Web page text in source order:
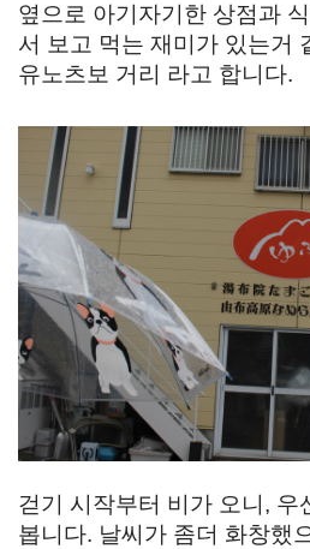
옆으로 아기자기한 상점과
서 보고 먹는 재미가 있는거
유노츠보 거리 라고 합니다.
걷기 시작부터 비가 오니, 우
봅니다. 날씨가 좀더 화창했